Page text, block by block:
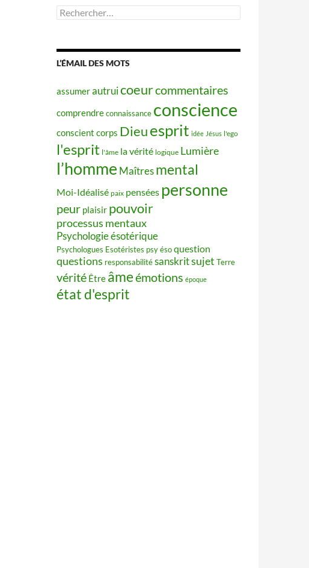
Rechercher :
L’ÉMAIL DES MOTS
assumerautruicoeurcommentaires
comprendreconnaissance conscience
conscient corps Dieuesprit idée Jésus l'ego
l'esprit l'âme la vérité logique Lumière
l’homme Maîtres mental
Moi-Idéalisé paix pensées personne
peur plaisir pouvoir
processus mentaux
Psychologie ésotérique
Psychologues Esotéristes psy ésoquestion
questions responsabilitésanskritsujet Terre
vérité Être âmeémotions époque
état d'esprit